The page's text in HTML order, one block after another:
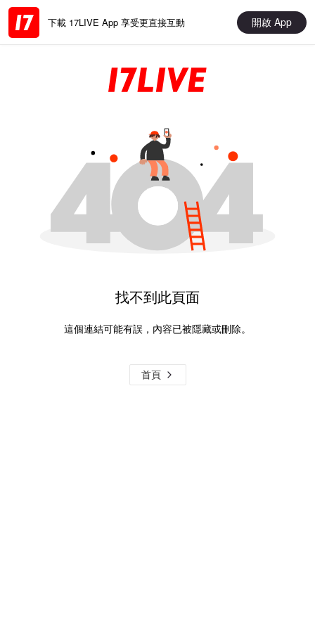
下載 17LIVE App 享受更直接互動 開啟 App
找不到此頁面
這個連結可能有誤，內容已被隱藏或刪除。
首頁